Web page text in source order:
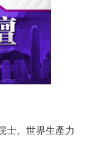
、世界生產力